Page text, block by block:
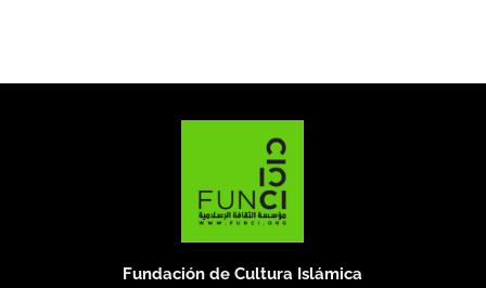
Fundación de Cultura Islámica